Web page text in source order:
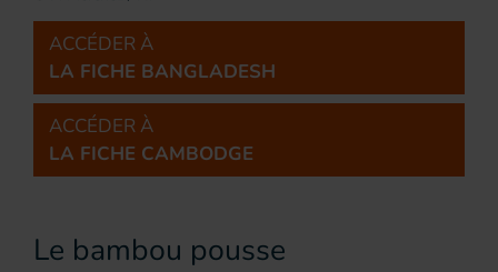
ACCÉDER À
LA FICHE BANGLADESH
ACCÉDER À
LA FICHE CAMBODGE
Le bambou pousse